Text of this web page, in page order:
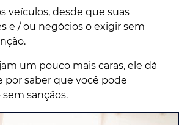
veículos, desde que suas
e / ou negócios o exigir sem
um pouco mais caras, ele dá
saber que você pode
sançãos.